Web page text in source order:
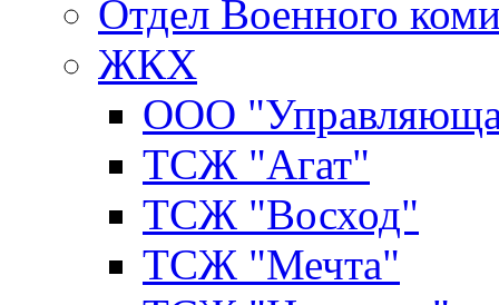
Отдел Военного
ЖКХ
ООО
ТСЖ "Агат"
ТСЖ "Восход"
ТСЖ "Мечта"